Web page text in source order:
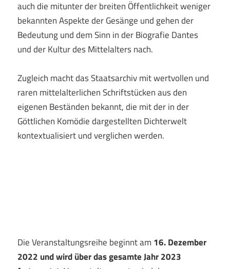
auch die mitunter der breiten Öffentlichkeit weniger
bekannten Aspekte der Gesänge und gehen der
Bedeutung und dem Sinn in der Biografie Dantes
und der Kultur des Mittelalters nach.
Zugleich macht das Staatsarchiv mit wertvollen und
raren mittelalterlichen Schriftstücken aus den
eigenen Beständen bekannt, die mit der in der
Göttlichen Komödie dargestellten Dichterwelt
kontextualisiert und verglichen werden.
Die Veranstaltungsreihe beginnt am 16. Dezember
2022 und wird über das gesamte Jahr 2023